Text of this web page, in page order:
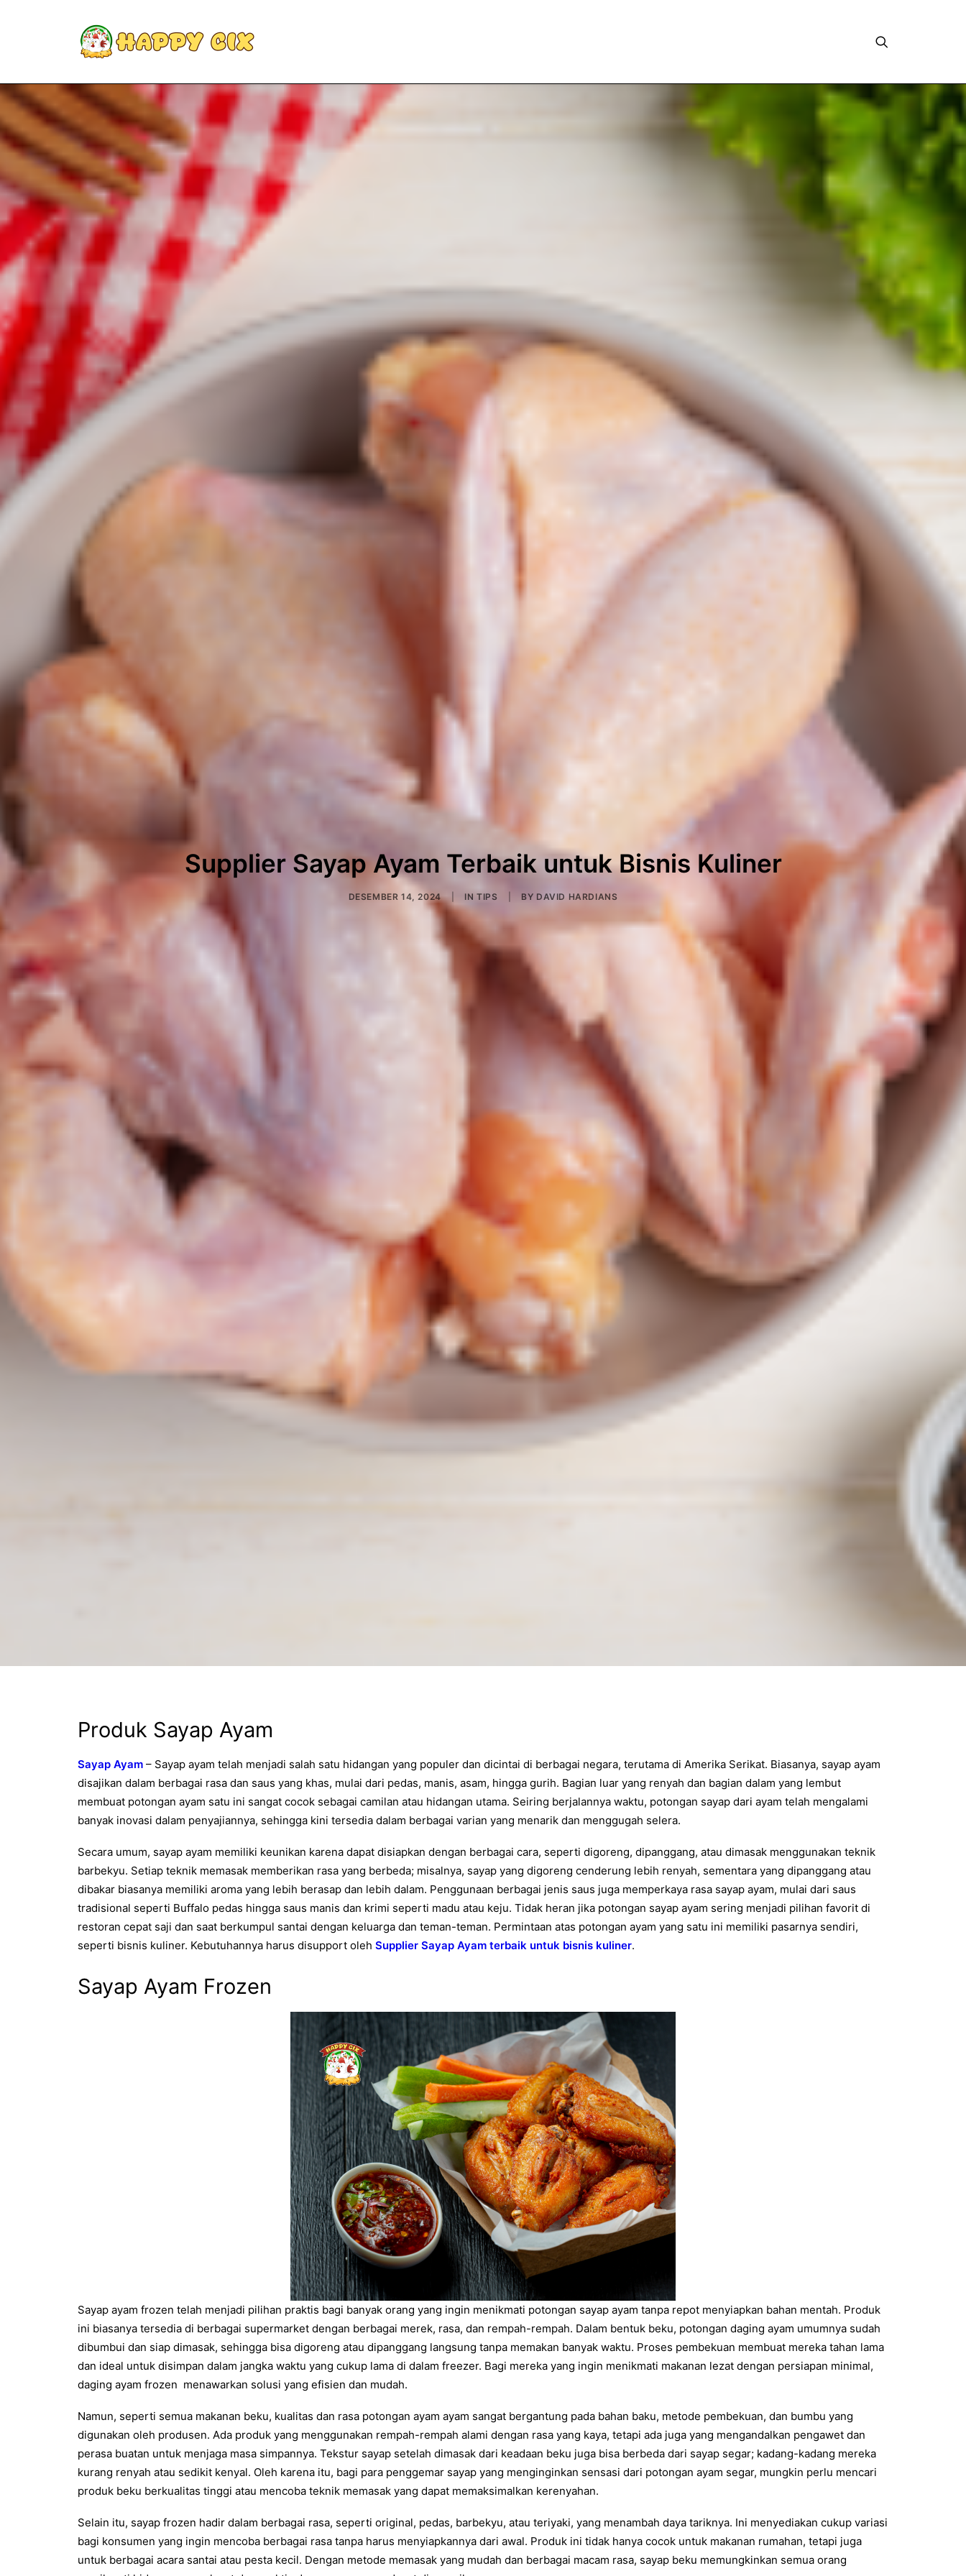
Supplier Sayap Ayam Terbaik untuk Bisnis Kuliner
DESEMBER 14, 2024 INTIPS BY DAVID HARDIANS
Produk Sayap Ayam
Sayap Ayam – Sayap ayam telah menjadi salah satu hidangan yang populer dan dicintai di berbagai negara, terutama di Amerika Serikat. Biasanya, sayap ayam
disajikan dalam berbagai rasa dan saus yang khas, mulai dari pedas, manis, asam, hingga gurih. Bagian luar yang renyah dan bagian dalam yang lembut
membuat potongan ayam satu ini sangat cocok sebagai camilan atau hidangan utama. Seiring berjalannya waktu, potongan sayap dari ayam telah mengalami
banyak inovasi dalam penyajiannya, sehingga kini tersedia dalam berbagai varian yang menarik dan menggugah selera.
Secara umum, sayap ayam memiliki keunikan karena dapat disiapkan dengan berbagai cara, seperti digoreng, dipanggang, atau dimasak menggunakan teknik
barbekyu. Setiap teknik memasak memberikan rasa yang berbeda; misalnya, sayap yang digoreng cenderung lebih renyah, sementara yang dipanggang atau
dibakar biasanya memiliki aroma yang lebih berasap dan lebih dalam. Penggunaan berbagai jenis saus juga memperkaya rasa sayap ayam, mulai dari saus
tradisional seperti Buffalo pedas hingga saus manis dan krimi seperti madu atau keju. Tidak heran jika potongan sayap ayam sering menjadi pilihan favorit di
restoran cepat saji dan saat berkumpul santai dengan keluarga dan teman-teman. Permintaan atas potongan ayam yang satu ini memiliki pasarnya sendiri,
seperti bisnis kuliner. Kebutuhannya harus disupport oleh Supplier Sayap Ayam terbaik untuk bisnis kuliner.
Sayap Ayam Frozen
Sayap ayam frozen telah menjadi pilihan praktis bagi banyak orang yang ingin menikmati potongan sayap ayam tanpa repot menyiapkan bahan mentah. Produk
ini biasanya tersedia di berbagai supermarket dengan berbagai merek, rasa, dan rempah-rempah. Dalam bentuk beku, potongan daging ayam umumnya sudah
dibumbui dan siap dimasak, sehingga bisa digoreng atau dipanggang langsung tanpa memakan banyak waktu. Proses pembekuan membuat mereka tahan lama
dan ideal untuk disimpan dalam jangka waktu yang cukup lama di dalam freezer. Bagi mereka yang ingin menikmati makanan lezat dengan persiapan minimal,
daging ayam frozen menawarkan solusi yang efisien dan mudah.
Namun, seperti semua makanan beku, kualitas dan rasa potongan ayam ayam sangat bergantung pada bahan baku, metode pembekuan, dan bumbu yang
digunakan oleh produsen. Ada produk yang menggunakan rempah-rempah alami dengan rasa yang kaya, tetapi ada juga yang mengandalkan pengawet dan
perasa buatan untuk menjaga masa simpannya. Tekstur sayap setelah dimasak dari keadaan beku juga bisa berbeda dari sayap segar; kadang-kadang mereka
kurang renyah atau sedikit kenyal. Oleh karena itu, bagi para penggemar sayap yang menginginkan sensasi dari potongan ayam segar, mungkin perlu mencari
produk beku berkualitas tinggi atau mencoba teknik memasak yang dapat memaksimalkan kerenyahan.
Selain itu, sayap frozen hadir dalam berbagai rasa, seperti original, pedas, barbekyu, atau teriyaki, yang menambah daya tariknya. Ini menyediakan cukup variasi
bagi konsumen yang ingin mencoba berbagai rasa tanpa harus menyiapkannya dari awal. Produk ini tidak hanya cocok untuk makanan rumahan, tetapi juga
untuk berbagai acara santai atau pesta kecil. Dengan metode memasak yang mudah dan berbagai macam rasa, sayap beku memungkinkan semua orang